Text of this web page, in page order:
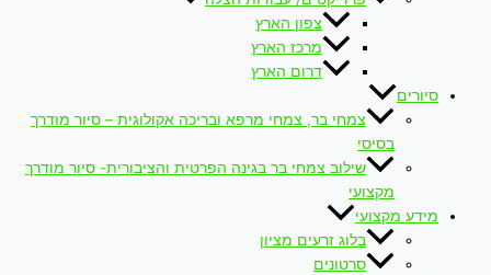
צפון הארץ
מרכז הארץ
דרום הארץ
סיורים
צמחי בר, צמחי מרפא ובריכה אקולוגית – סיור מודרך
בסיסי
שילוב צמחי בר בגינה הפרטית והציבורית- סיור מודרך
מקצועי
מידע מקצועי
בלוג זרעים מציון
סרטונים